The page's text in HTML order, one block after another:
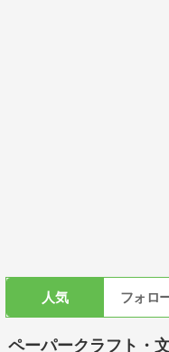
人気 フォロ
ペーパークラフト・